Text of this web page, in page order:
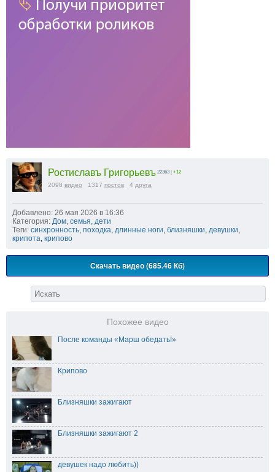
Ростиславъ Григорьевъ 22363 | +12
2098 видео 1317 постов 4 друга
Добавлено: 26 мая 2026 в 16:36
Категория: Дом, семья, дети
Теги: синхронность походка длинные ноги близняшки девушки
крипота крипово
Скачать видео (685.46 Кб)
Похожее видео
После команды «Марш обедать!»
Крипово
Близняшки зажигают
Близняшки зажигают 2
девушек надо любить))